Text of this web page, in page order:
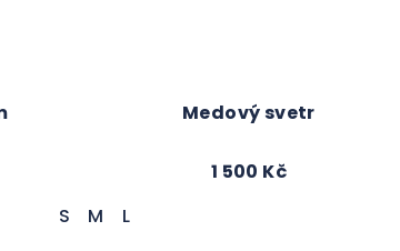
Medový svetr
1 500 Kč
S
M L